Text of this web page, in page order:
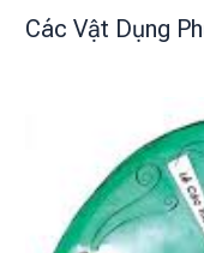
Các Vật Dụng